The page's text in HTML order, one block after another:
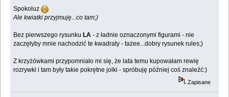
Spokoluz
Ale kwiatki przyjmuję...co tam;)
Bez pierwszego rysunku LA - z ładnie oznaczonymi figurami - nie
zaczęłyby mnie nachodzić te kwadraty - tażee...dobry rysunek rules;)
Z krzyżówkami przypomniało mi się, że lata temu kupowałam rewię
rozrywki i tam były takie pokrętne jolki - spróbuję później coś znaleźć:)
Zapisane